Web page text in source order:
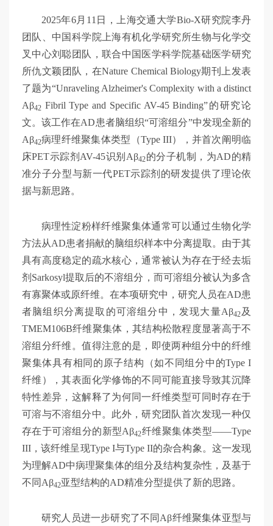
2025年6月11日，上海交通大学Bio-X研究院李丹
团队、中国科学院上海有机化学研究所生物与化学交
叉中心刘聪团队，联合中国医学科学院基础医学研究
所仇文颖团队，在Nature Chemical Biology期刊上发表
了题为“Unraveling Alzheimer's Complexity with a distinct
Aβ42Fibril Type and Specific AV-45 Binding”的研究论
文。该工作在AD患者脑组织“可溶组分”中发现全新的
Aβ42病理纤维聚集体类型（Type III），并首次阐明临
床PET示踪剂AV-45识别Aβ42的分子机制，为AD的精
准分子分型与新一代PET示踪剂的研发提供了理论依
据与新思路。
病理性淀粉样纤维聚集体通常可以通过生物化学
方法从AD患者捐献的脑组织样本中分离提取。由于其
具有高度稳定的疏水核心，通常被认为存在于经去垢
剂Sarkosyl提取后的不溶组分，而可溶组分被认为多含
有寡聚体或原纤维。在本项研究中，研究人员在AD患
者脑组织分离提取的可溶组分中，发现大量Aβ42及
TMEM106B纤维聚集体，其结构松散程度显著高于不
溶组分纤维。值得注意的是，即使两种组分中的纤维
聚集体具有相同的原子结构（如不同组分中的Type I
纤维），其表面化学修饰的不同可能直接导致其沉降
特性差异，这解释了为何同一纤维类型可同时存在于
可溶与不溶组分中。此外，研究团队首次发现一种仅
存在于可溶组分的新型Aβ42纤维聚集体类型——Type
III，该纤维呈现Type I与Type II的杂合构象。这一发现
为理解AD中病理聚集体的组分及结构复杂性，及基于
不同Aβ42亚型结构的AD精准分型提供了新的思路。
研究人员进一步研究了不同Aβ纤维聚集体亚型与